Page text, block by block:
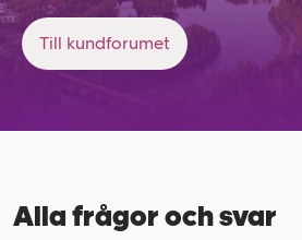
Till kundforumet
Alla frågor och svar